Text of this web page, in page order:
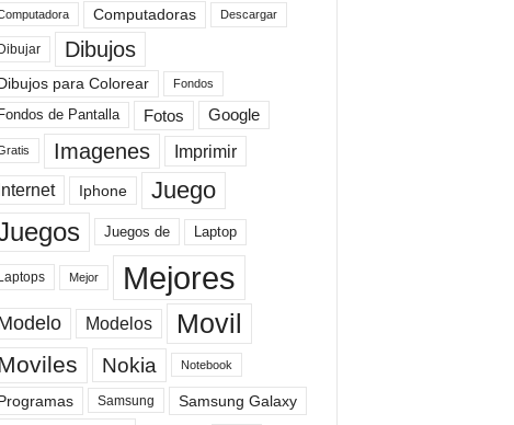
Computadoras Descargar
Dibujos
para Colorear Fondos
Fondos de Pantalla Fotos Google
Imagenes Imprimir
Internet Iphone Juego
Juegos de Laptop
Laptops Mejor Mejores
Modelos Movil
Nokia Notebook
Samsung Samsung Galaxy